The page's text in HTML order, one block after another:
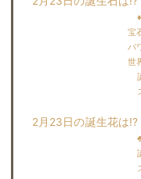
宝
パ
世
2月23日の誕生花は!?